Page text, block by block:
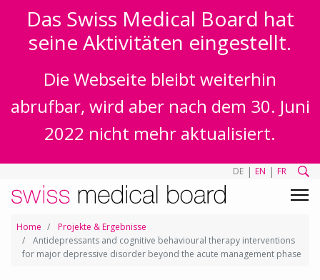
Das Swiss Medical Board hat
seine Aktivitäten eingestellt.
Die Webseite bleibt weiterhin
abrufbar, wird aber nach dem 30. Juni
2022 nicht mehr aktualisiert.
DE | EN | FR
Home
Projekte & Ergebnisse
Antidepressants and cognitive behavioural therapy interventions
for major depressive disorder beyond the acute management phase